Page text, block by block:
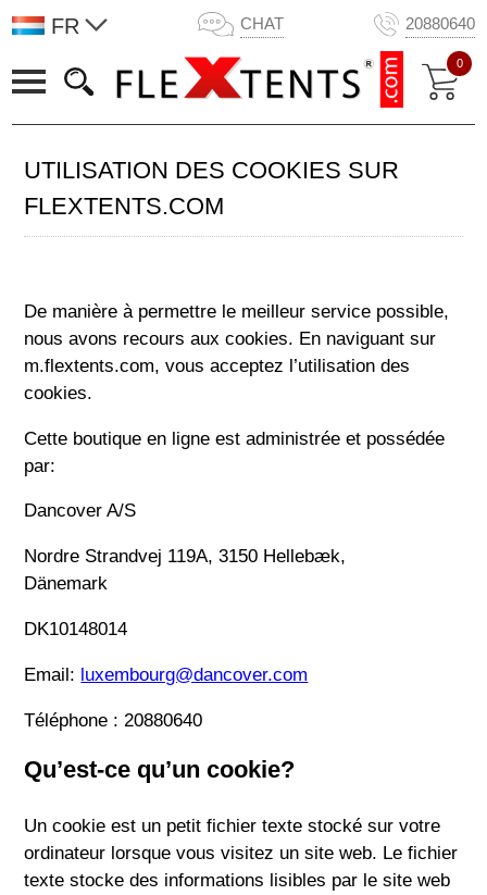
FR CHAT 20880640
0
UTILISATION DES COOKIES SUR
FLEXTENTS.COM
De manière à permettre le meilleur service possible,
nous avons recours aux cookies. En naviguant sur
m.flextents.com, vous acceptez l’utilisation des
cookies.
Cette boutique en ligne est administrée et possédée
par:
Dancover A/S
Nordre Strandvej 119A, 3150 Hellebæk,
Dänemark
DK10148014
Email: luxembourg@dancover.com
Téléphone : 20880640
Qu’est-ce qu’un cookie?
Un cookie est un petit fichier texte stocké sur votre
ordinateur lorsque vous visitez un site web. Le fichier
texte stocke des informations lisibles par le site web